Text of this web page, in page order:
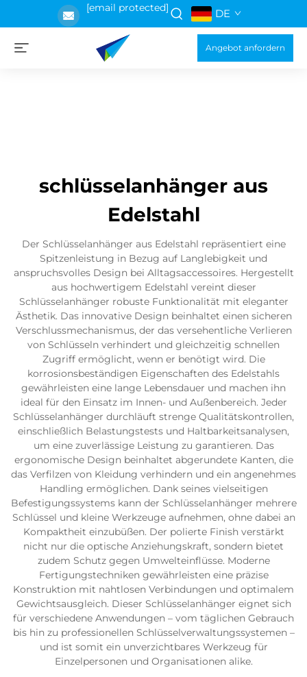
[email protected] DE
Angebot anfordern
schlüsselanhänger aus
Edelstahl
Der Schlüsselanhänger aus Edelstahl repräsentiert eine
Spitzenleistung in Bezug auf Langlebigkeit und
anspruchsvolles Design bei Alltagsaccessoires. Hergestellt
aus hochwertigem Edelstahl vereint dieser
Schlüsselanhänger robuste Funktionalität mit eleganter
Ästhetik. Das innovative Design beinhaltet einen sicheren
Verschlussmechanismus, der das versehentliche Verlieren
von Schlüsseln verhindert und gleichzeitig schnellen
Zugriff ermöglicht, wenn er benötigt wird. Die
korrosionsbeständigen Eigenschaften des Edelstahls
gewährleisten eine lange Lebensdauer und machen ihn
ideal für den Einsatz im Innen- und Außenbereich. Jeder
Schlüsselanhänger durchläuft strenge Qualitätskontrollen,
einschließlich Belastungstests und Haltbarkeitsanalysen,
um eine zuverlässige Leistung zu garantieren. Das
ergonomische Design beinhaltet abgerundete Kanten, die
das Verfilzen von Kleidung verhindern und ein angenehmes
Handling ermöglichen. Dank seines vielseitigen
Befestigungssystems kann der Schlüsselanhänger mehrere
Schlüssel und kleine Werkzeuge aufnehmen, ohne dabei an
Kompaktheit einzubüßen. Der polierte Finish verstärkt
nicht nur die optische Anziehungskraft, sondern bietet
zudem Schutz gegen Umwelteinflüsse. Moderne
Fertigungstechniken gewährleisten eine präzise
Konstruktion mit nahtlosen Verbindungen und optimalem
Gewichtsausgleich. Dieser Schlüsselanhänger eignet sich
für verschiedene Anwendungen – vom täglichen Gebrauch
bis hin zu professionellen Schlüsselverwaltungssystemen –
und ist somit ein unverzichtbares Werkzeug für
Einzelpersonen und Organisationen alike.